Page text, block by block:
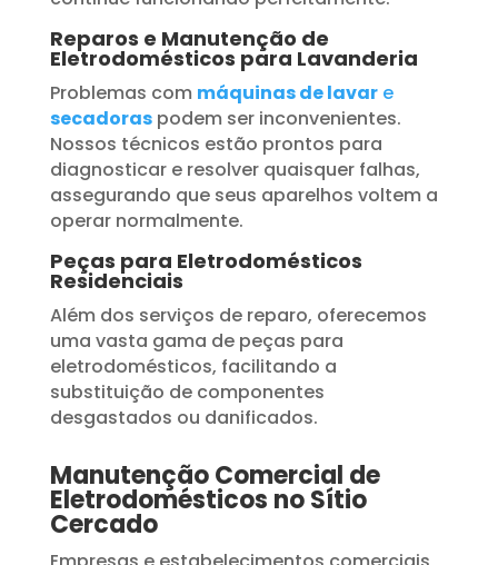
Reparos e Manutenção de
Eletrodomésticos para Lavanderia
Problemas com máquinas de lavare
secadoraspodem ser inconvenientes.
Nossos técnicos estão prontos para
diagnosticar e resolver quaisquer falhas,
assegurando que seus aparelhos voltem a
operar normalmente.
Peças para Eletrodomésticos
Residenciais
Além dos serviços de reparo, oferecemos
uma vasta gama de peças para
eletrodomésticos, facilitando a
substituição de componentes
desgastados ou danificados.
Manutenção Comercial de
Eletrodomésticos no Sítio
Cercado